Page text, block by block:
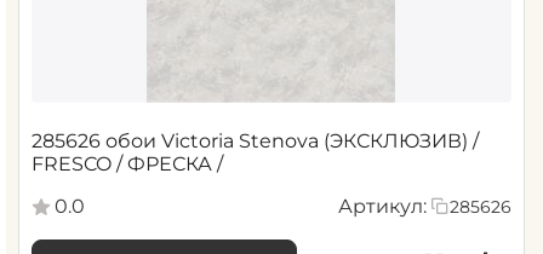
285626 обои Victoria Stenova (ЭКСКЛЮЗИВ) /
FRESCO / ФРЕСКА /
0.0
Артикул: 285626